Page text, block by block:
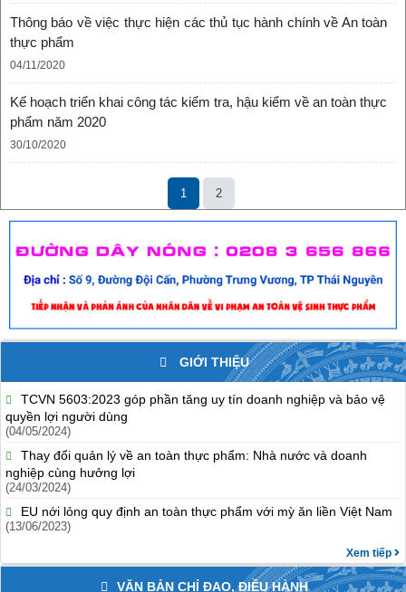
Thông báo về việc thực hiện các thủ tục hành chính về An toàn
thực phẩm
04/11/2020
Kế hoạch triển khai công tác kiểm tra, hậu kiểm về an toàn thực
phẩm năm 2020
30/10/2020
1 2
GIỚI THIỆU
TCVN 5603:2023 góp phần tăng uy tín doanh nghiệp và bảo vệ
quyền lợi người dùng
(04/05/2024)
Thay đổi quản lý về an toàn thực phẩm: Nhà nước và doanh
nghiệp cùng hưởng lợi
(24/03/2024)
EU nới lỏng quy định an toàn thực phẩm với mỳ ăn liền Việt Nam
(13/06/2023)
Xem tiếp
VĂN BẢN CHỈ ĐẠO, ĐIỀU HÀNH